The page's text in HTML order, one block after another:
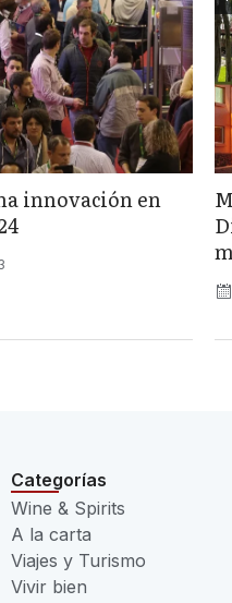
innovación en
Categorías
Wine & Spirits
A la carta
Viajes y Turismo
Vivir bien